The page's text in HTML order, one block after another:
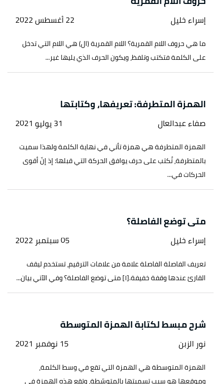
إسراء خليل 22 أغسطس 2022
ما هي حروف اللام القمرية؟ اللام القمرية (ال) هي اللام التي تدخل
على الكلمة فتكتب وتلفظ، ويكون الحرف الذي يليها غير...
الهمزة المتطرفة: تعريفها، وكتابتها
صفاء عبدالعال 31 يوليو 2021
الهمزة المتطرفة هي همزة تأتي في نهاية الكلمة ولهذا سميت
بالمتطرفة، تُكتب على حرف يوافق الحركة التي قبلها؛ إذ إنّ أقوى
الحركات في...
متى توضع الفاصلة؟
إسراء خليل 05 سبتمبر 2022
تعريف الفاصلة الفاصلة علامة من علامات الترقيم، تستخدم ليقف
القارئ عندها وقفة خفيفة.[١] متى توضع الفاصلة؟ وفي الآتي بيان...
شرح مبسط لكتابة الهمزة المتوسطة
نور الزبن 15 نوفمبر 2021
الهمزة المتوسطة هي الهمزة التي تقع في وسط الكلمة،
وموقعها هو سبب تسميتها بالمتوسّطة، وتقع هذه الهمزة في